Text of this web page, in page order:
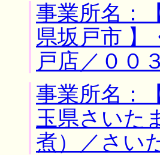
事業所名：
県坂戸市 】
戸店／００
事業所名：
玉県さいた
煮）／さい